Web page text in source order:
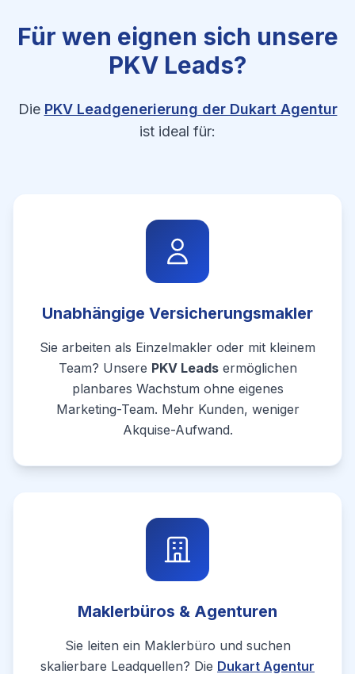
Für wen eignen sich unsere
PKV Leads?
Die PKV Leadgenerierung der Dukart Agentur
ist ideal für:
Unabhängige Versicherungsmakler
Sie arbeiten als Einzelmakler oder mit kleinem
Team? Unsere PKV Leadsermöglichen
planbares Wachstum ohne eigenes
Marketing-Team. Mehr Kunden, weniger
Akquise-Aufwand.
Maklerbüros & Agenturen
Sie leiten ein Maklerbüro und suchen
skalierbare Leadquellen? Die Dukart Agentur